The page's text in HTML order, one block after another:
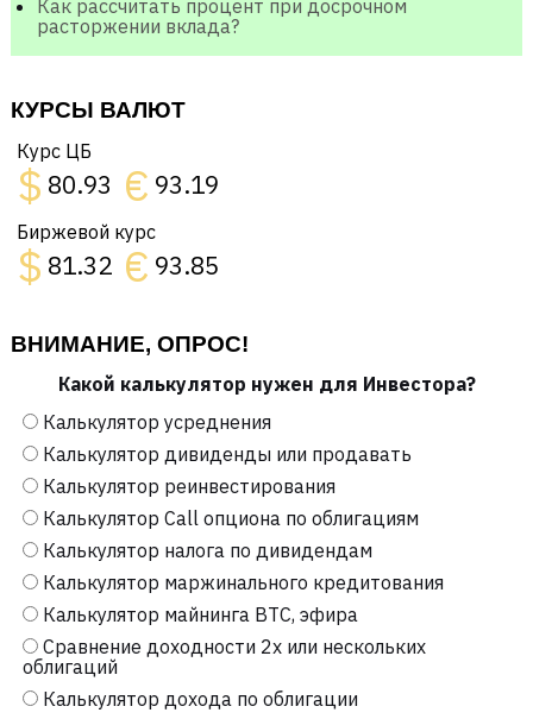
Как рассчитать процент при досрочном
расторжении вклада?
КУРСЫ ВАЛЮТ
Курс ЦБ
$ 80.93 € 93.19
Биржевой курс
$ 81.32 € 93.85
ВНИМАНИЕ, ОПРОС!
Какой калькулятор нужен для Инвестора?
Калькулятор усреднения
Калькулятор дивиденды или продавать
Калькулятор реинвестирования
Калькулятор Call опциона по облигациям
Калькулятор налога по дивидендам
Калькулятор маржинального кредитования
Калькулятор майнинга BTC, эфира
Сравнение доходности 2х или нескольких
облигаций
Калькулятор дохода по облигации